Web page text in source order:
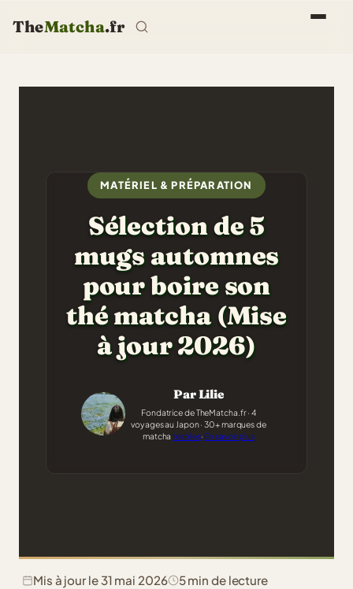
TheMatcha.fr
MATÉRIEL & PRÉPARATION
Sélection de 5
mugs automnes
pour boire son
thé matcha (Mise
à jour 2026)
Par Lilie
Fondatrice de TheMatcha.fr · 4
voyages au Japon · 30+ marques de
matchatestées· En savoir plus
Mis à jour le 31 mai 2026 5 min de lecture